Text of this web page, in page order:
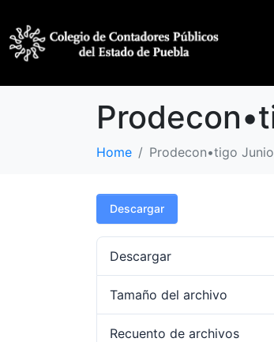
Home Prodecon•tigo
Descargar
Descargar
Tamaño del archivo
Recuento de archivos